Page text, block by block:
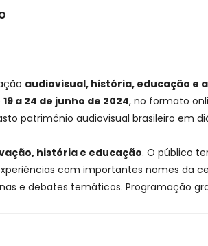
audiovisual, história, educação e
19 a 24 de junho de 2024, no formato
patrimônio audiovisual brasileiro em
história e educação. O público
com importantes nomes da
e debates temáticos. Programação